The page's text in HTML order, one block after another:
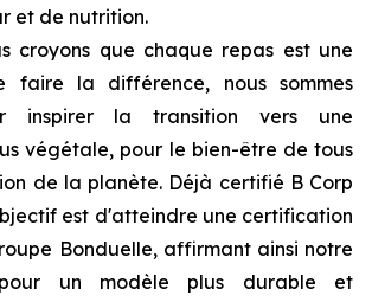
et de nutrition.
croyons que chaque repas est une
faire la différence, nous sommes
inspirer la transition vers une
végétale, pour le bien-être de tous
de la planète. Déjà certifié B Corp
est d'atteindre une certification
Bonduelle, affirmant ainsi notre
pour un modèle plus durable et